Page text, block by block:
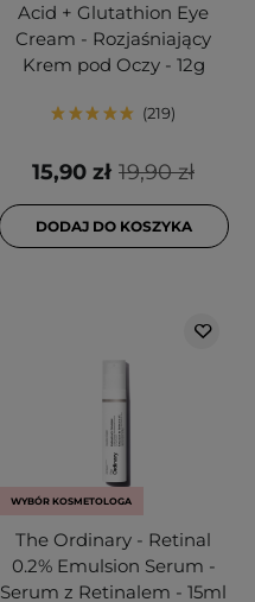
Acid + Glutathion Eye
Cream - Rozjaśniający
Krem pod Oczy - 12g
219
19,90 zł
15,90 zł
DODAJ DO KOSZYKA
WYBÓR KOSMETOLOGA
The Ordinary - Retinal
0.2% Emulsion Serum -
Serum z Retinalem - 15ml